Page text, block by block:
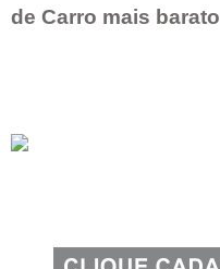
de Carro mais barato